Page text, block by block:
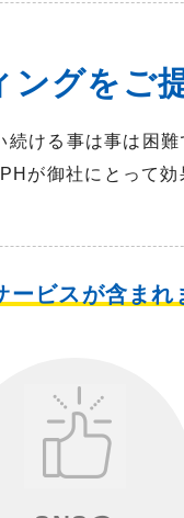
ングをご
ける事は事は困
が御社にとって
ービスが含まれ